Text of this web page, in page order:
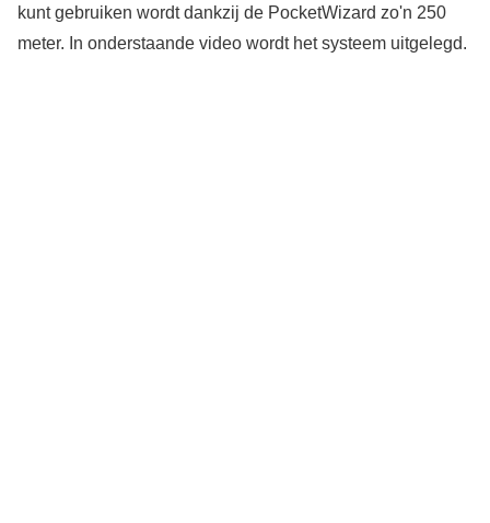
kunt gebruiken wordt dankzij de PocketWizard zo'n 250
meter. In onderstaande video wordt het systeem uitgelegd.